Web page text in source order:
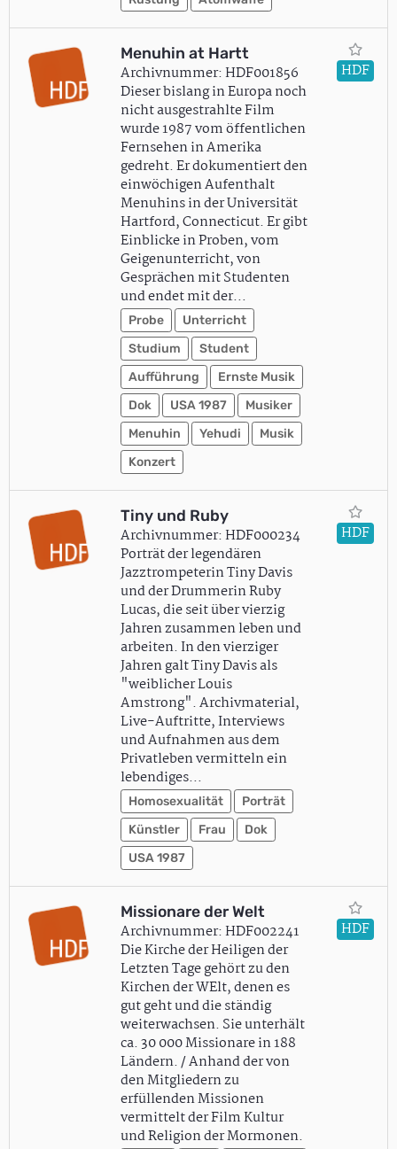
Menuhin at Hartt
Archivnummer: HDF001856
Dieser bislang in Europa noch
nicht ausgestrahlte Film
wurde 1987 vom öffentlichen
Fernsehen in Amerika
gedreht. Er dokumentiert den
einwöchigen Aufenthalt
Menuhins in der Universität
Hartford, Connecticut. Er gibt
Einblicke in Proben, vom
Geigenunterricht, von
Gesprächen mit Studenten
und endet mit der…
Probe
Unterricht
Studium
Student
Aufführung
Ernste Musik
Dok
USA 1987
Musiker
Menuhin
Yehudi
Musik
Konzert
HDF
Tiny und Ruby
Archivnummer: HDF000234
Porträt der legendären
Jazztrompeterin Tiny Davis
und der Drummerin Ruby
Lucas, die seit über vierzig
Jahren zusammen leben und
arbeiten. In den vierziger
Jahren galt Tiny Davis als
"weiblicher Louis
Amstrong". Archivmaterial,
Live-Auftritte, Interviews
und Aufnahmen aus dem
Privatleben vermitteln ein
lebendiges…
Homosexualität
Porträt
Künstler
Frau
Dok
USA 1987
HDF
Missionare der Welt
Archivnummer: HDF002241
Die Kirche der Heiligen der
Letzten Tage gehört zu den
Kirchen der WElt, denen es
gut geht und die ständig
weiterwachsen. Sie unterhält
ca. 30 000 Missionare in 188
Ländern. / Anhand der von
den Mitgliedern zu
erfüllenden Missionen
vermittelt der Film Kultur
und Religion der Mormonen.
HDF